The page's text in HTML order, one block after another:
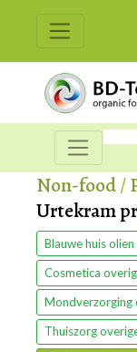
Non-food/
Urtekram
Blauwe huis olien
Cosmetica
Mondverzorging
Thuiszorg